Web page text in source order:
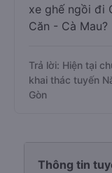
xe ghế ngồi đi
Căn - Cà Mau?
Trả lời: Hiện tại
khai thác tuyến
Gòn
Thông tin